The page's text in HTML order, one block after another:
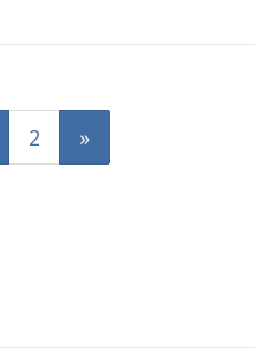
(actual)
2 »